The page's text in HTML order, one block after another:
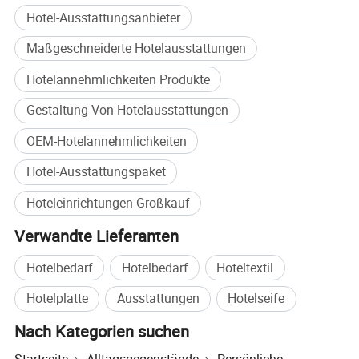
Umweltfreundliches Strohmaterial
Glatte Zähne für komfortables Kämmen
Leicht und für unterwegs geeignet
Geeignet für verschiedene Haartypen
Unterstützt eine nachhaltige Hotelpositionierung
Produktlieferung. Wir bieten auch kundenspezifische
Designs, Verbesserungen der Produktionsprozesse und
innovative Verpackungslösungen, mit dem Ziel, jedem
Kunden eine umfassende, personalisierte "One-Stop-
Lösung" anzubieten.
Hotel-Ausstattungsanbieter
Maßgeschneiderte Hotelausstattungen
Hotelannehmlichkeiten Produkte
Gestaltung Von Hotelausstattungen
OEM-Hotelannehmlichkeiten
Hotel-Ausstattungspaket
Hoteleinrichtungen Großkauf
Verwandte Lieferanten
Hotelbedarf Hotelbedarf
Hoteltextil
Hotelplatte
Ausstattungen Hotelseife
Nach Kategorien suchen